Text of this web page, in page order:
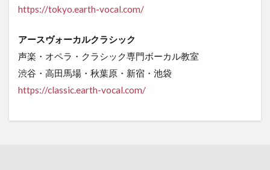
https://tokyo.earth-vocal.com/
アースヴォーカルクラシック
声楽・オペラ・クラシック専門ボーカル教室
渋谷・高田馬場・秋葉原・新宿・池袋
https://classic.earth-vocal.com/